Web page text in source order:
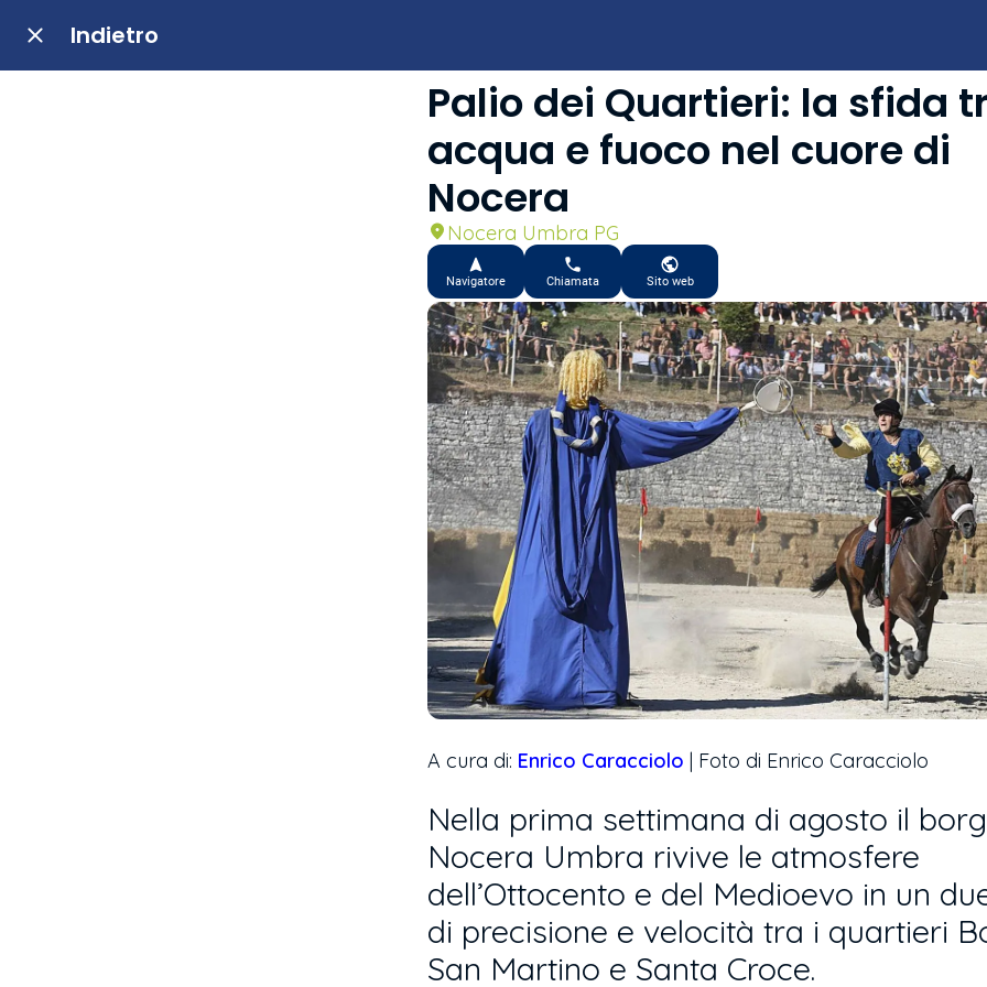
Indietro
Palio dei Quartieri: la sfida
acqua e fuoco nel cuore di
Nocera
Nocera Umbra PG
Navigatore Chiamata Sito web
A cura di: Enrico Caracciolo | Foto di Enrico Caracciolo
Nella prima settimana di agosto il
Nocera Umbra rivive le atmosfere
dell’Ottocento e del Medioevo in un
di precisione e velocità tra i quartieri
San Martino e Santa Croce.